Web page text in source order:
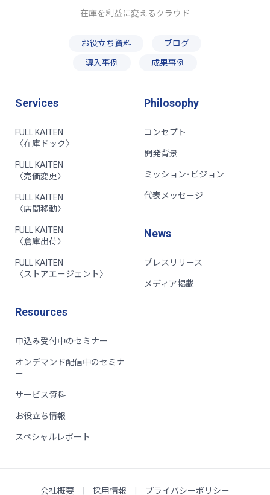
在庫を利益に変えるクラウド
お役立ち資料
ブログ
導入事例
成果事例
Services
FULL KAITEN
〈在庫ドック〉
FULL KAITEN
〈売価変更〉
FULL KAITEN
〈店間移動〉
FULL KAITEN
〈倉庫出荷〉
FULL KAITEN
〈ストアエージェント〉
Philosophy
コンセプト
開発背景
ミッション･ビジョン
代表メッセージ
News
プレスリリース
メディア掲載
Resources
申込み受付中のセミナー
オンデマンド配信中のセミナ
ー
サービス資料
お役立ち情報
スペシャルレポート
会社概要 | 採用情報 | プライバシーポリシー